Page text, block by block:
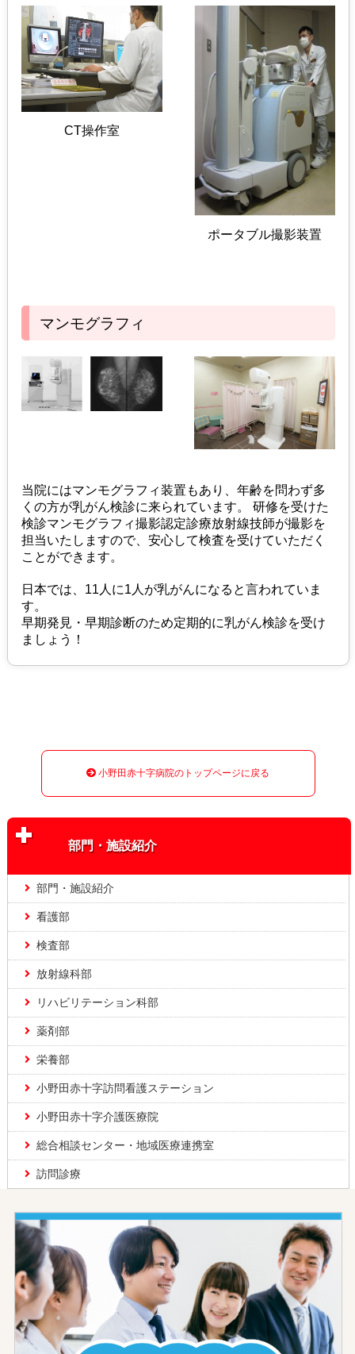
CT操作室
ポータブル撮影装置
マンモグラフィ
当院にはマンモグラフィ装置もあり、年齢を問わず多
くの方が乳がん検診に来られています。 研修を受けた
検診マンモグラフィ撮影認定診療放射線技師が撮影を
担当いたしますので、安心して検査を受けていただく
ことができます。
日本では、11人に1人が乳がんになると言われていま
す。
早期発見・早期診断のため定期的に乳がん検診を受け
ましょう！
小野田赤十字病院のトップページに戻る
部門・施設紹介
部門・施設紹介
看護部
検査部
放射線科部
リハビリテーション科部
薬剤部
栄養部
小野田赤十字訪問看護ステーション
小野田赤十字介護医療院
総合相談センター・地域医療連携室
訪問診療